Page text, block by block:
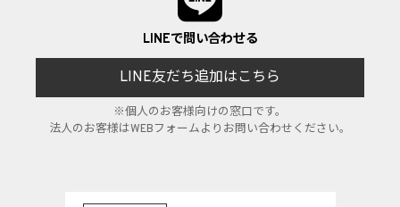
LINEで問い合わせる
LINE友だち追加はこちら
※個人のお客様向けの窓口です。
法人のお客様はWEBフォームよりお問い合わせください。